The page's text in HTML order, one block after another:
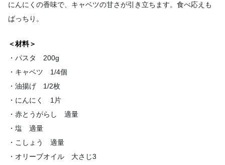
にんにくの香味で、キャベツの甘さが引き立ちます。食べ応えも
ばっちり。
＜材料＞
・パスタ 200g
・キャベツ 1/4個
・油揚げ 1/2枚
・にんにく 1片
・赤とうがらし 適量
・塩 適量
・こしょう 適量
・オリーブオイル 大さじ3